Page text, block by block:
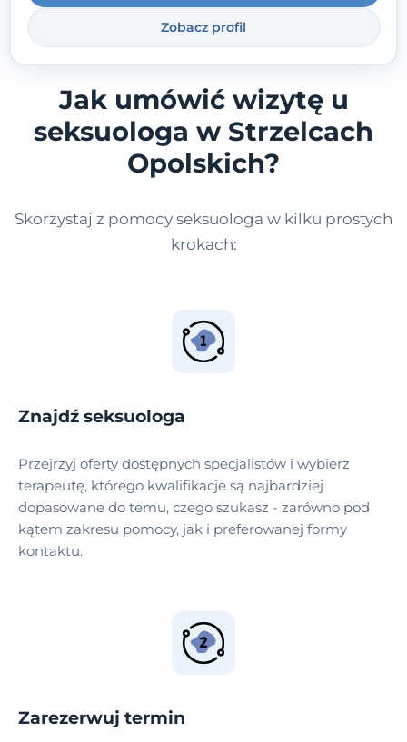
ale mogę obiecać, że będę po Twojej
Zobacz profil
Jak umówić wizytę u
seksuologa w Strzelcach
Opolskich?
Skorzystaj z pomocy seksuologa w kilku prostych
krokach:
Znajdź seksuologa
Przejrzyj oferty dostępnych specjalistów i wybierz
terapeutę, którego kwalifikacje są najbardziej
dopasowane do temu, czego szukasz - zarówno pod
kątem zakresu pomocy, jak i preferowanej formy
kontaktu.
Zarezerwuj termin